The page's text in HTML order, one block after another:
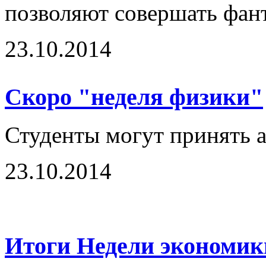
позволяют совершать
23.10.2014
Скоро "неделя физики"
Студенты могут принять
23.10.2014
Итоги Недели